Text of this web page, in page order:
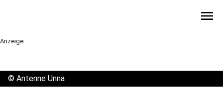
menu
Anzeige
© Antenne Unna